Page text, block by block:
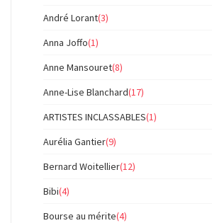
André Lorant(3)
Anna Joffo(1)
Anne Mansouret(8)
Anne-Lise Blanchard(17)
ARTISTES INCLASSABLES(1)
Aurélia Gantier(9)
Bernard Woitellier(12)
Bibi(4)
Bourse au mérite(4)